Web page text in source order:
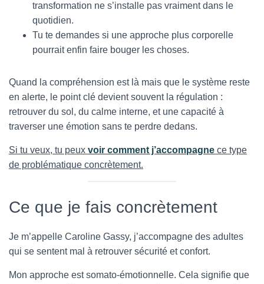
transformation ne s’installe pas vraiment dans le
quotidien.
Tu te demandes si une approche plus corporelle
pourrait enfin faire bouger les choses.
Quand la compréhension est là mais que le système reste
en alerte, le point clé devient souvent la régulation :
retrouver du sol, du calme interne, et une capacité à
traverser une émotion sans te perdre dedans.
Si tu veux, tu peux voir comment j’accompagne ce type
de problématique concrètement.
Ce que je fais concrètement
Je m’appelle Caroline Gassy, j’accompagne des adultes
qui se sentent mal à retrouver sécurité et confort.
Mon approche est somato-émotionnelle. Cela signifie que